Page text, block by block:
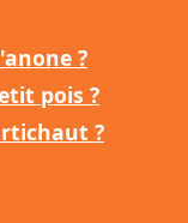
?
pois ?
?